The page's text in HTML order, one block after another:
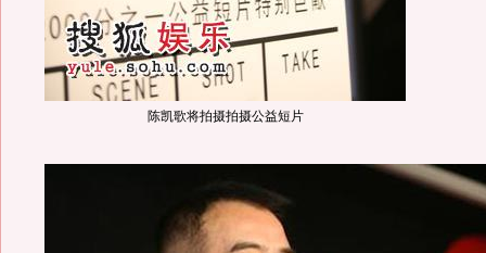
陈凯歌将拍摄拍摄公益短片